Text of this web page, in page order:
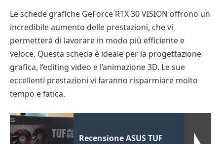
Le schede grafiche GeForce RTX 30 VISION offrono un
incredibile aumento delle prestazioni, che vi
permetterà di lavorare in modo più efficiente e
veloce. Questa scheda è ideale per la progettazione
grafica, l’editing video e l’animazione 3D. Le sue
eccellenti prestazioni vi faranno risparmiare molto
tempo e fatica.
Recensione ASUS TUF